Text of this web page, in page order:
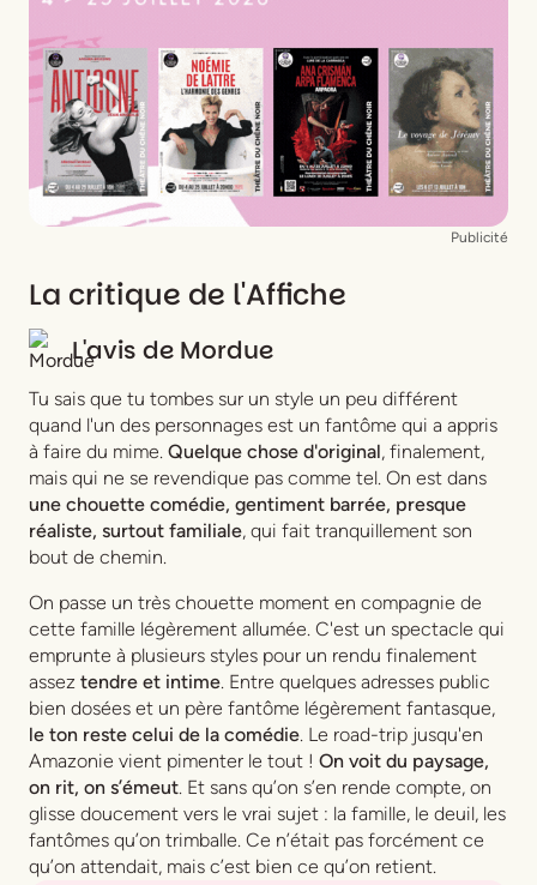
Publicité
La critique de l'Affiche
L'avis de Mordue
Tu sais que tu tombes sur un style un peu différent
quand l'un des personnages est un fantôme qui a appris
à faire du mime. Quelque chose d'original, finalement,
mais qui ne se revendique pas comme tel. On est dans
une chouette comédie, gentiment barrée, presque
réaliste, surtout familiale, qui fait tranquillement son
bout de chemin.
On passe un très chouette moment en compagnie de
cette famille légèrement allumée. C'est un spectacle qui
emprunte à plusieurs styles pour un rendu finalement
assez tendre et intime. Entre quelques adresses public
bien dosées et un père fantôme légèrement fantasque,
le ton reste celui de la comédie. Le road-trip jusqu'en
Amazonie vient pimenter le tout ! On voit du paysage,
on rit, on s’émeut. Et sans qu’on s’en rende compte, on
glisse doucement vers le vrai sujet : la famille, le deuil, les
fantômes qu’on trimballe. Ce n’était pas forcément ce
qu’on attendait, mais c’est bien ce qu’on retient.